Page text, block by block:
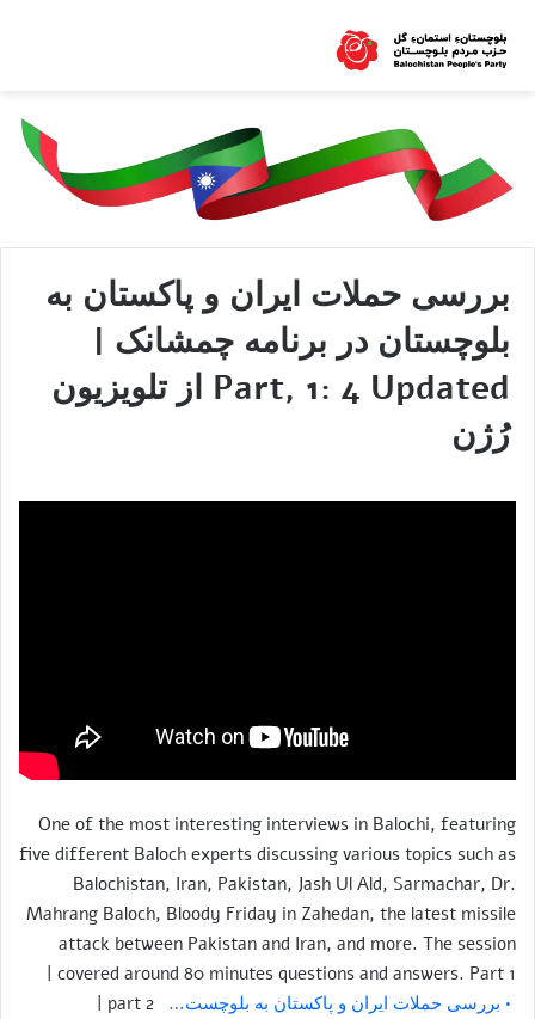
بررسی حملات ایران و پاکستان به
بلوچستان در برنامه چمشانک |
Part, 1: 4 Updated از تلویزیون
رُژن
One of the most interesting interviews in Balochi, featuring
five different Baloch experts discussing various topics such as
Balochistan, Iran, Pakistan, Jash Ul Ald, Sarmachar, Dr.
Mahrang Baloch, Bloody Friday in Zahedan, the latest missile
attack between Pakistan and Iran, and more. The session
covered around 80 minutes questions and answers. Part 1 |
• بررسی حملات ایران و پاکستان به بلوچست…